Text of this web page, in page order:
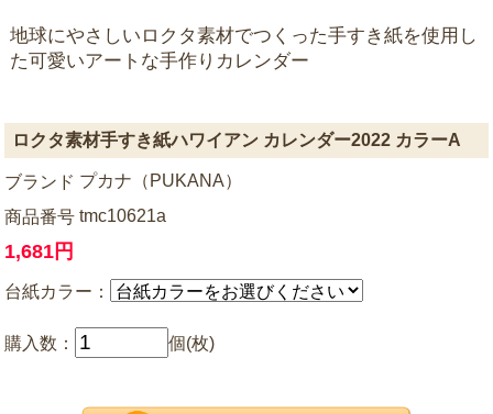
地球にやさしいロクタ素材でつくった手すき紙を使用し
た可愛いアートな手作りカレンダー
ロクタ素材手すき紙ハワイアン カレンダー2022 カラーA
ブランド プカナ（PUKANA）
商品番号tmc10621a
1,681円
台紙カラー：
購入数： 個(枚)